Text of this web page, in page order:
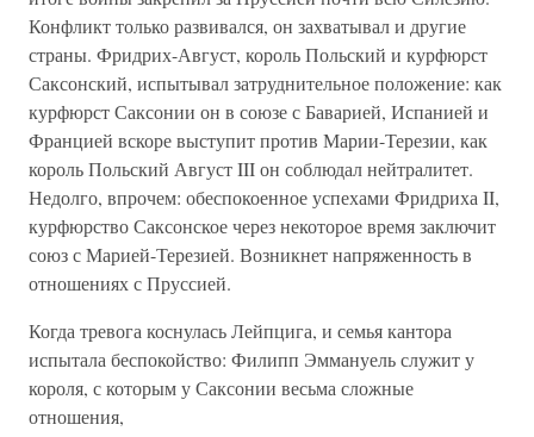
Конфликт только развивался, он захватывал и другие
страны. Фридрих-Август, король Польский и курфюрст
Саксонский, испытывал затруднительное положение: как
курфюрст Саксонии он в союзе с Баварией, Испанией и
Францией вскоре выступит против Марии-Терезии, как
король Польский Август III он соблюдал нейтралитет.
Недолго, впрочем: обеспокоенное успехами Фридриха II,
курфюрство Саксонское через некоторое время заключит
союз с Марией-Терезией. Возникнет напряженность в
отношениях с Пруссией.
Когда тревога коснулась Лейпцига, и семья кантора
испытала беспокойство: Филипп Эммануель служит у
короля, с которым у Саксонии весьма сложные
отношения,